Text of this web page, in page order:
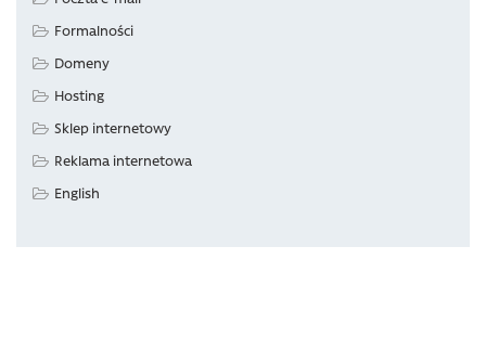
Formalności
Domeny
Hosting
Sklep internetowy
Reklama internetowa
English